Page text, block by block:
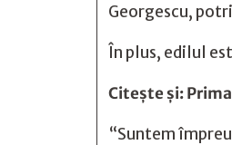
Georgescu,
În plus, edilul
Citește și:
“Suntem